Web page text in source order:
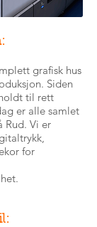
grafisk hus
Siden
til rett
er alle samlet
Rud. Vi er
for